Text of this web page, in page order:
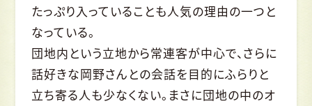
たっぷり入っていることも人気の理由の一つと
なっている。
団地内という立地から常連客が中心で、さらに
話好きな岡野さんとの会話を目的にふらりと
立ち寄る人も少なくない。まさに団地の中のオ